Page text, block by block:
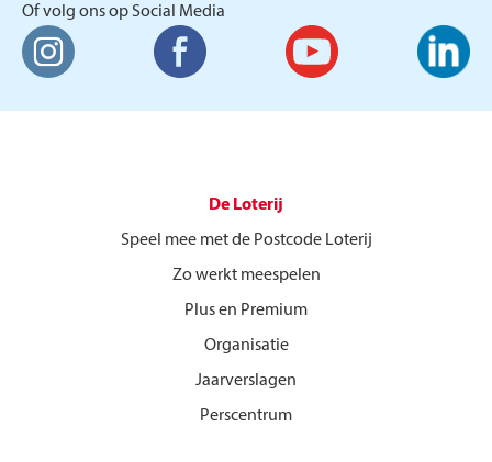
Of volg ons op Social Media
De Loterij
Speel mee met de Postcode Loterij
Zo werkt meespelen
Plus en Premium
Organisatie
Jaarverslagen
Perscentrum